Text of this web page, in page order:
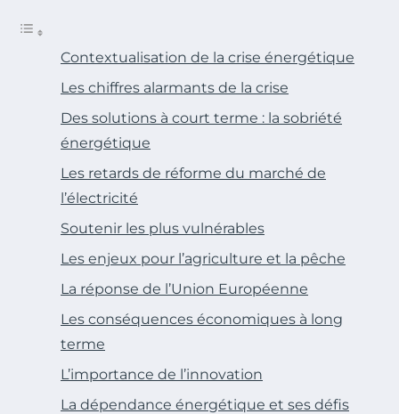
Contextualisation de la crise énergétique
Les chiffres alarmants de la crise
Des solutions à court terme : la sobriété
énergétique
Les retards de réforme du marché de
l’électricité
Soutenir les plus vulnérables
Les enjeux pour l’agriculture et la pêche
La réponse de l’Union Européenne
Les conséquences économiques à long
terme
L’importance de l’innovation
La dépendance énergétique et ses défis